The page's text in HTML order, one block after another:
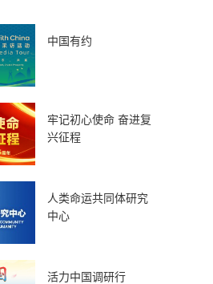
中国有约
牢记初心使命 奋进复
兴征程
人类命运共同体研究
中心
活力中国调研行